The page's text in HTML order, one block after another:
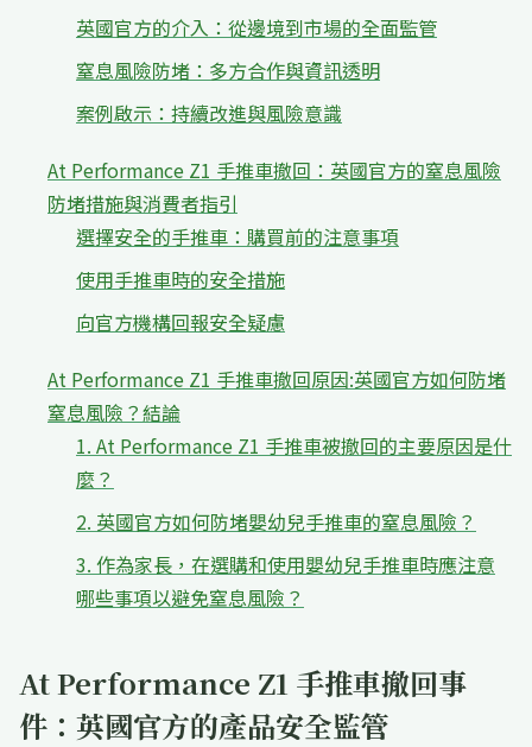
英國官方的介入：從邊境到市場的全面監管
窒息風險防堵：多方合作與資訊透明
案例啟示：持續改進與風險意識
At Performance Z1 手推車撤回：英國官方的窒息風險
防堵措施與消費者指引
選擇安全的手推車：購買前的注意事項
使用手推車時的安全措施
向官方機構回報安全疑慮
At Performance Z1 手推車撤回原因:英國官方如何防堵
窒息風險？結論
1. At Performance Z1 手推車被撤回的主要原因是什
麼？
2. 英國官方如何防堵嬰幼兒手推車的窒息風險？
3. 作為家長，在選購和使用嬰幼兒手推車時應注意
哪些事項以避免窒息風險？
At Performance Z1 手推車撤回事
件：英國官方的產品安全監管